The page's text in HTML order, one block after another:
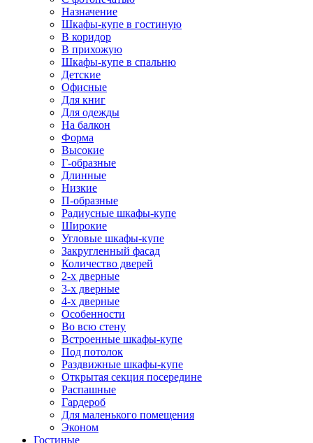
Назначение
Шкафы-купе в гостиную
В коридор
В прихожую
Шкафы-купе в спальню
Детские
Офисные
Для книг
Для одежды
На балкон
Форма
Высокие
Г-образные
Длинные
Низкие
П-образные
Радиусные шкафы-купе
Широкие
Угловые шкафы-купе
Закругленный фасад
Количество дверей
2-х дверные
3-х дверные
4-х дверные
Особенности
Во всю стену
Встроенные шкафы-купе
Под потолок
Раздвижные шкафы-купе
Открытая секция посередине
Распашные
Гардероб
Для маленького помещения
Эконом
Гостиные